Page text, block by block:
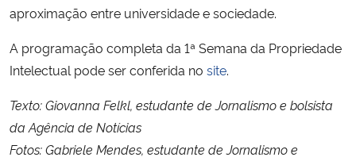
aproximação entre universidade e sociedade.
A programação completa da 1ª Semana da Propriedade
Intelectual pode ser conferida no site.
Texto: Giovanna Felkl, estudante de Jornalismo e bolsista
da Agência de Notícias
Fotos: Gabriele Mendes, estudante de Jornalismo e